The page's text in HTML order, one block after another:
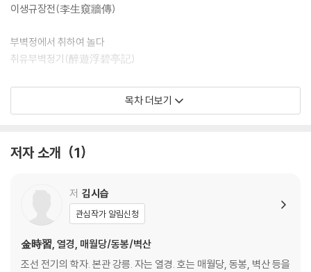
이생규장전(李生窺牆傳)
부벽정에서 취하여 놀다
취유부벽정기(醉遊浮碧亭記)
남염부주에 가다
용궁부연록(龍宮赴宴錄)
작가 연보
목차 더보기
저자 소개 1
저 김시습
관심작가 알림신청
金時習, 열경, 매월당/동봉/벽산
조선 전기의 학자. 본관 강릉. 자는 열경. 호는 매월당, 동봉, 벽산 등을